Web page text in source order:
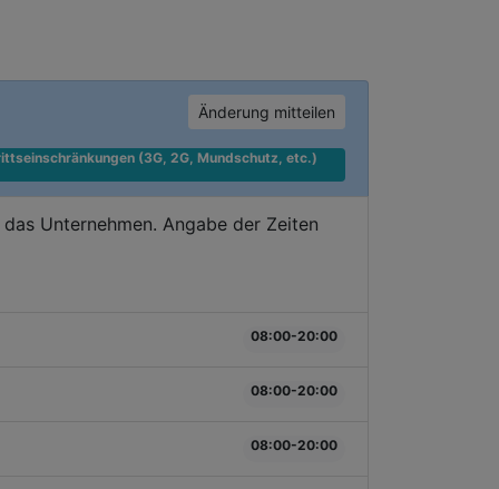
Änderung mitteilen
(3G, 2G, Mundschutz, etc.)
Unternehmen. Angabe der Zeiten
08:00-20:00
08:00-20:00
08:00-20:00